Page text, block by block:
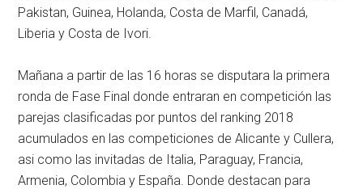
Pakistan, Guinea, Holanda, Costa de Marfil, Canadá,
Liberia y Costa de Ivori.
Mañana a partir de las 16 horas se disputara la primera
ronda de Fase Final donde entraran en competición las
parejas clasificadas por puntos del ranking 2018
acumulados en las competiciones de Alicante y Cullera,
asi como las invitadas de Italia, Paraguay, Francia,
Armenia, Colombia y España. Donde destacan para